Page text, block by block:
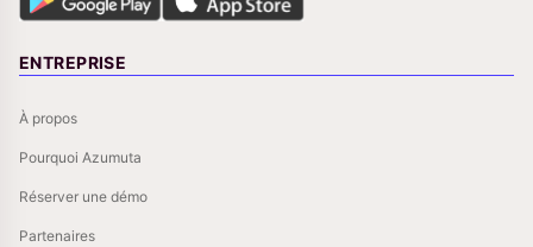
ENTREPRISE
À propos
Pourquoi Azumuta
Réserver une démo
Partenaires